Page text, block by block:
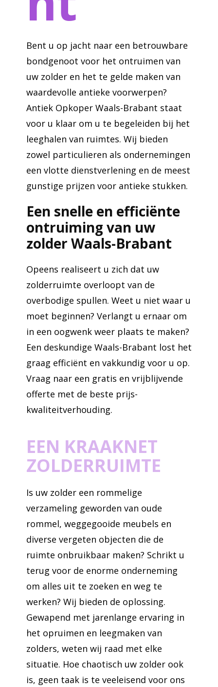
Bent u op jacht naar een betrouwbare
bondgenoot voor het ontruimen van
uw zolder en het te gelde maken van
waardevolle antieke voorwerpen?
Antiek Opkoper Waals-Brabant staat
voor u klaar om u te begeleiden bij het
leeghalen van ruimtes. Wij bieden
zowel particulieren als ondernemingen
een vlotte dienstverlening en de meest
gunstige prijzen voor antieke stukken.
Een snelle en efficiënte
ontruiming van uw
zolder Waals-Brabant
Opeens realiseert u zich dat uw
zolderruimte overloopt van de
overbodige spullen. Weet u niet waar u
moet beginnen? Verlangt u ernaar om
in een oogwenk weer plaats te maken?
Een deskundige Waals-Brabant lost het
graag efficiënt en vakkundig voor u op.
Vraag naar een gratis en vrijblijvende
offerte met de beste prijs-
kwaliteitverhouding.
EEN KRAAKNET
ZOLDERRUIMTE
Is uw zolder een rommelige
verzameling geworden van oude
rommel, weggegooide meubels en
diverse vergeten objecten die de
ruimte onbruikbaar maken? Schrikt u
terug voor de enorme onderneming
om alles uit te zoeken en weg te
werken? Wij bieden de oplossing.
Gewapend met jarenlange ervaring in
het opruimen en leegmaken van
zolders, weten wij raad met elke
situatie. Hoe chaotisch uw zolder ook
is, geen taak is te veeleisend voor ons